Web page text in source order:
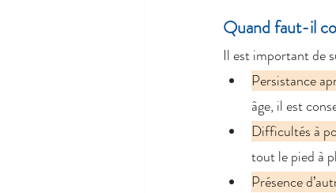
Quand faut-il
Il est important de
Persistance
âge, il est
Difficultés à
tout le pied à
Présence